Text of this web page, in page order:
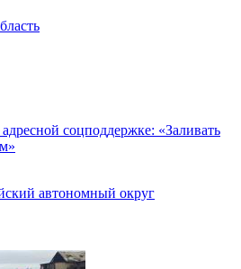
соцподдержке: «Заливать
автономный округ